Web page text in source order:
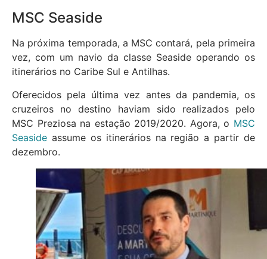
MSC Seaside
Na próxima temporada, a MSC contará, pela primeira
vez, com um navio da classe Seaside operando os
itinerários no Caribe Sul e Antilhas.
Oferecidos pela última vez antes da pandemia, os
cruzeiros no destino haviam sido realizados pelo
MSC Preziosa na estação 2019/2020. Agora, o MSC
Seaside assume os itinerários na região a partir de
dezembro.